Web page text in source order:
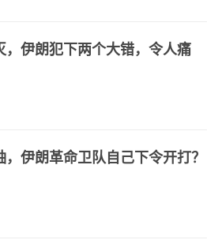
，伊朗犯下两个大错，令人痛
伊朗革命卫队自己下令开打？